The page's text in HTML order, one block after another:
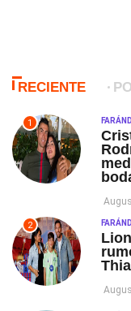
RECIENTE
1
2